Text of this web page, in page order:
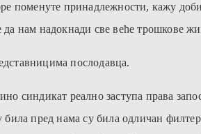
поменуте принадлежности, кажу
нам надокнади све веће трошкове
послодавца.
синдикат реално заступа права
била пред нама су била одличан